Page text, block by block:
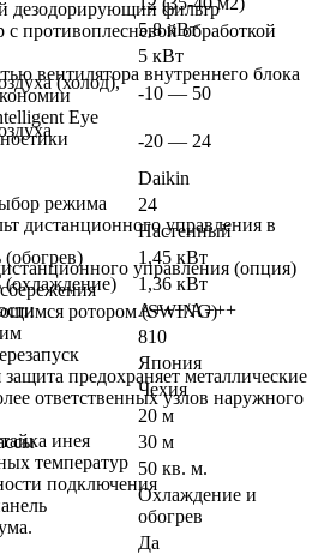
дезодорирующий фильтр
противоплесневой обработкой
вентилятора внутреннего блока
Eye
режима
дистанционного управления в
управления (опция)
ротором (SWING)
предохраняет металлические
ответственных узлов наружного
инея
температур
подключения
5,8 кВт
5 кВт
(холод),
-10 — 50
-20 — 24
Daikin
24
Настенный
1,45 кВт
(охлаждение)
1,36 кВт
A+++/A+++
810
Япония
Чехия
20 м
30 м
50 кв. м.
Охлаждение и
обогрев
Да